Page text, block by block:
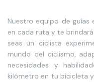
Nuestro equipo de guías
en cada ruta y te
seas un ciclista
mundo del ciclismo,
necesidades y
kilómetro en tu bicicleta